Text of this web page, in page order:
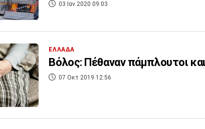
03 Ιαν 2020 09:03
ΕΛΛΑΔΑ
Βόλος: Πέθαναν πάμπλουτοι
07 Οκτ 2019 12:56